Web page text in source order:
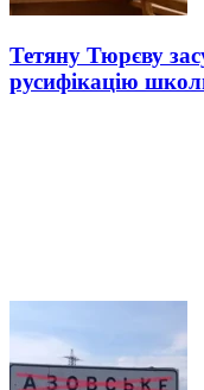
Тетяну Тюрєву
русифікацію